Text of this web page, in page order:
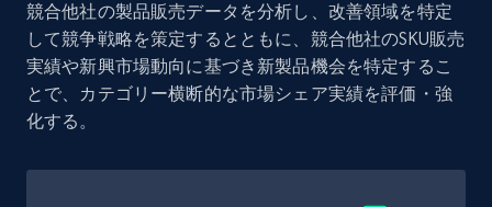
競合他社の製品販売データを分析し、改善領域を特定
して競争戦略を策定するとともに、競合他社のSKU販売
実績や新興市場動向に基づき新製品機会を特定するこ
とで、カテゴリー横断的な市場シェア実績を評価・強
化する。